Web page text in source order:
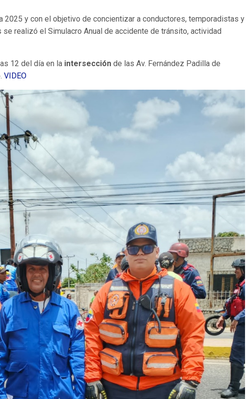
2025 y con el objetivo de concientizar a conductores, temporadistas y
realizó el Simulacro Anual de accidente de tránsito, actividad
12 del día en la intersección de las Av. Fernández Padilla de
VIDEO